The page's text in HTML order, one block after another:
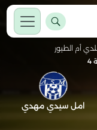
أم الطيور
4
امل سيدي مهدي